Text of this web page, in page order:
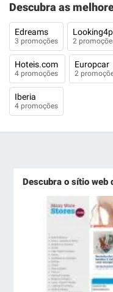
Descubra as
Edreams
3 promoções 2
Hoteis.com
4 promoções
Europcar
2
Iberia
4 promoções
Descubra o sítio web